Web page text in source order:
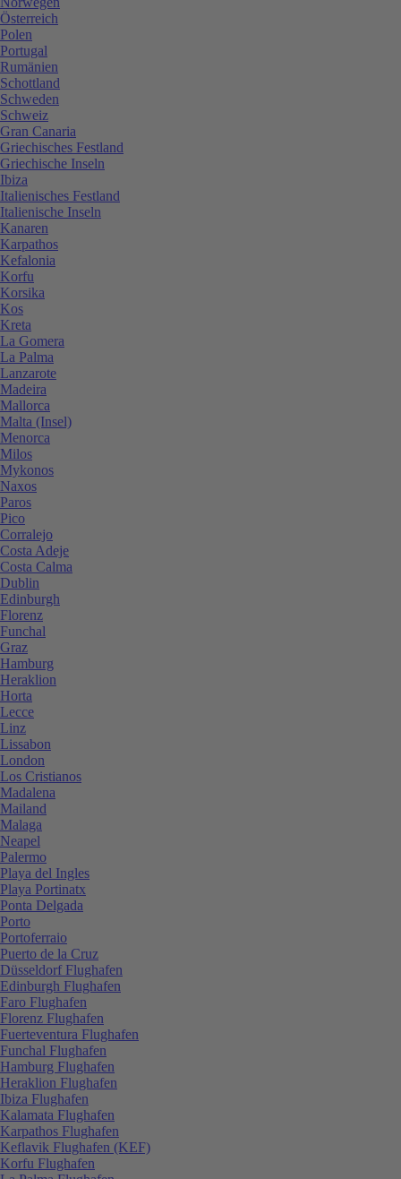
Österreich
Polen
Portugal
Rumänien
Schottland
Schweden
Schweiz
Gran Canaria
Griechisches Festland
Griechische Inseln
Ibiza
Italienisches Festland
Italienische Inseln
Kanaren
Karpathos
Kefalonia
Korfu
Korsika
Kos
Kreta
La Gomera
La Palma
Lanzarote
Madeira
Mallorca
Malta (Insel)
Menorca
Milos
Mykonos
Naxos
Paros
Pico
Corralejo
Costa Adeje
Costa Calma
Dublin
Edinburgh
Florenz
Funchal
Graz
Hamburg
Heraklion
Horta
Lecce
Linz
Lissabon
London
Los Cristianos
Madalena
Mailand
Malaga
Neapel
Palermo
Playa del Ingles
Playa Portinatx
Ponta Delgada
Porto
Portoferraio
Puerto de la Cruz
Düsseldorf Flughafen
Edinburgh Flughafen
Faro Flughafen
Florenz Flughafen
Fuerteventura Flughafen
Funchal Flughafen
Hamburg Flughafen
Heraklion Flughafen
Ibiza Flughafen
Kalamata Flughafen
Karpathos Flughafen
Keflavik Flughafen (KEF)
Korfu Flughafen